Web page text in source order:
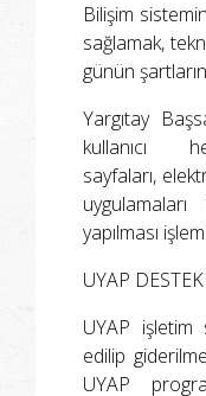
Bilişim
sağlamak,
günün
Yargıtay
kullanıcı
sayfaları,
yapılması
UYAP DESTEK
UYAP işletim
edilip
UYAP